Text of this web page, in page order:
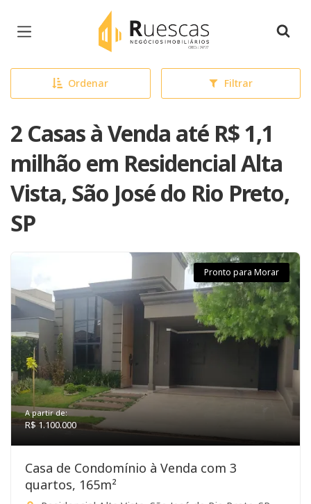
Página inicial
Ordenar Filtrar
2 Casas à Venda até R$ 1,1
milhão em Residencial Alta
Vista, São José do Rio Preto,
SP
Pronto para Morar
A partir de:
R$ 1.100.000
Casa de Condomínio à Venda com 3
quartos, 165m²